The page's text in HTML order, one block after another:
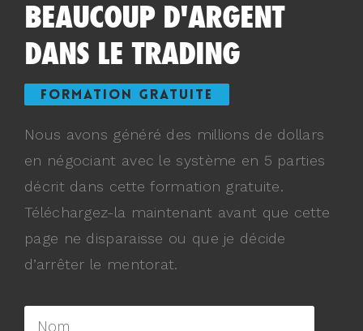
BEAUCOUP D'ARGENT
DANS LE TRADING
FORMATION GRATUITE
Nous avons généré des millions de dollars
en négociant avec le système en 5 parties
décrit dans cette formation gratuite.
Téléchargez-la maintenant avant que cette
page ne disparaisse ou que je décide
d’arrêter le mentorat.